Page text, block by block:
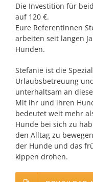
Die Investition für
auf 120 €.
Eure Referentinnen
arbeiten seit langen
Hunden.
Stefanie ist die
Urlaubsbetreuung
unterhaltsam an
Mit ihr und ihren
bedeutet weit mehr
Hunde bei sich zu
den Alltag zu
der Hunde und das
kippen drohen.